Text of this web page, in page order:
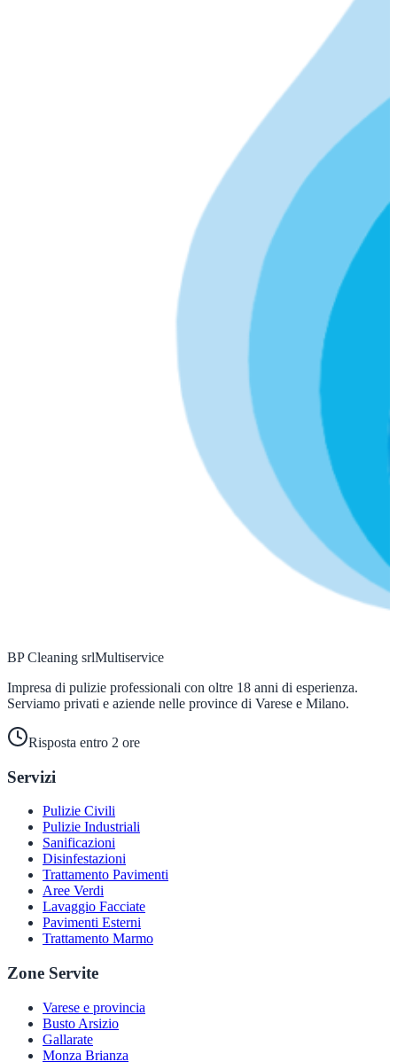
BP Cleaning srlMultiservice
Impresa di pulizie professionali con oltre 18 anni di esperienza.
Serviamo privati e aziende nelle province di Varese e Milano.
Risposta entro 2 ore
Servizi
Pulizie Civili
Pulizie Industriali
Sanificazioni
Disinfestazioni
Trattamento Pavimenti
Aree Verdi
Lavaggio Facciate
Pavimenti Esterni
Trattamento Marmo
Zone Servite
Varese e provincia
Busto Arsizio
Gallarate
Monza Brianza